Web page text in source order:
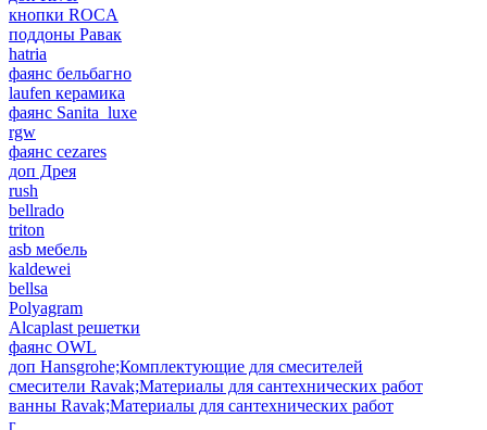
кнопки ROCA
поддоны Равак
hatria
фаянс бельбагно
laufen керамика
фаянс Sanita_luxe
rgw
фаянс cezares
доп Дрея
rush
bellrado
triton
asb мебель
kaldewei
bellsa
Polyagram
Alcaplast решетки
фаянс OWL
доп Hansgrohe;Комплектующие для смесителей
смесители Ravak;Материалы для сантехнических работ
ванны Ravak;Материалы для сантехнических работ
г